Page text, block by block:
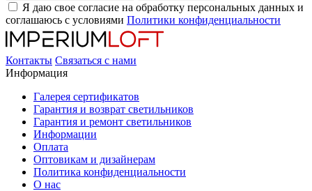
Я даю свое согласие на обработку персональных данных и
соглашаюсь с условиями Политики конфиденциальности
Контакты Связаться с нами
Информация
Галерея сертификатов
Гарантия и возврат светильников
Гарантия и ремонт светильников
Информации
Оплата
Оптовикам и дизайнерам
Политика конфиденциальности
О нас